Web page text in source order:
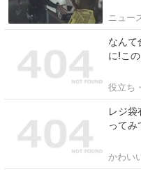
ニュー
なんて
に!こ
役立ち
レジ袋
ってみ
かわい